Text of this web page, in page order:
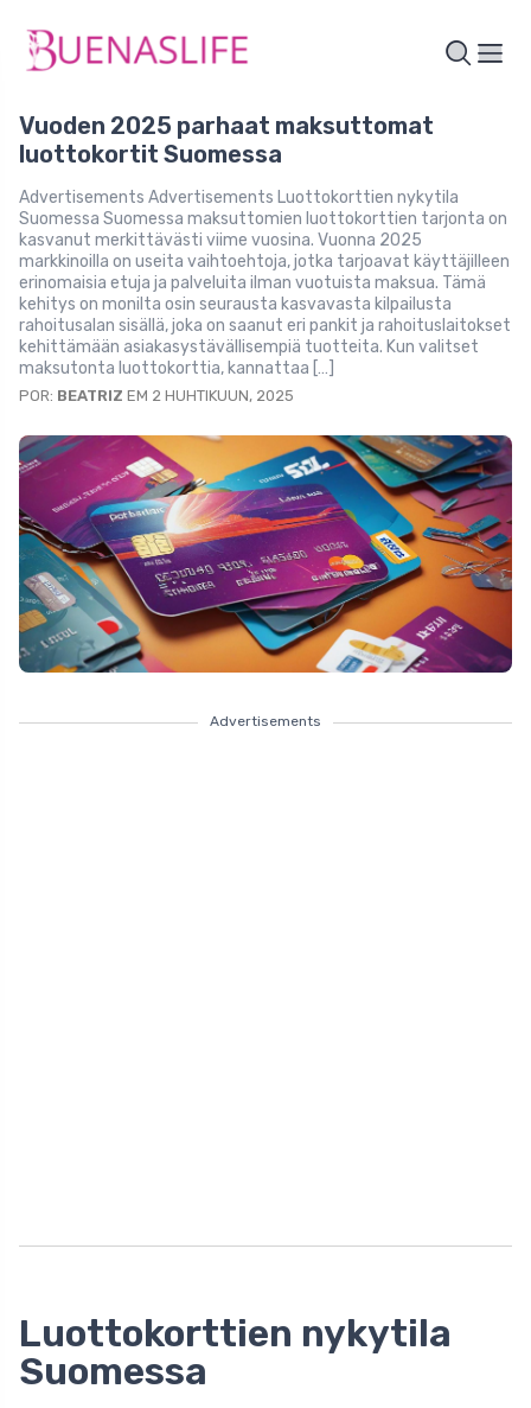
Vuoden 2025 parhaat maksuttomat
luottokortit Suomessa
Advertisements Advertisements Luottokorttien nykytila
Suomessa Suomessa maksuttomien luottokorttien tarjonta on
kasvanut merkittävästi viime vuosina. Vuonna 2025
markkinoilla on useita vaihtoehtoja, jotka tarjoavat käyttäjilleen
erinomaisia etuja ja palveluita ilman vuotuista maksua. Tämä
kehitys on monilta osin seurausta kasvavasta kilpailusta
rahoitusalan sisällä, joka on saanut eri pankit ja rahoituslaitokset
kehittämään asiakasystävällisempiä tuotteita. Kun valitset
maksutonta luottokorttia, kannattaa […]
POR: BEATRIZ EM 2 HUHTIKUUN, 2025
Advertisements
Luottokorttien nykytila
Suomessa